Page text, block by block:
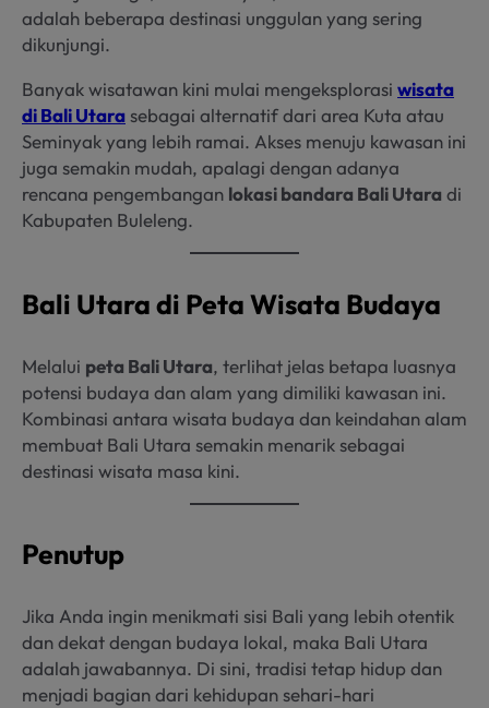
adalah beberapa destinasi unggulan yang sering
dikunjungi.
Banyak wisatawan kini mulai mengeksplorasi wisata
di Bali Utarasebagai alternatif dari area Kuta atau
Seminyak yang lebih ramai. Akses menuju kawasan ini
juga semakin mudah, apalagi dengan adanya
rencana pengembangan lokasi bandara Bali Utara di
Kabupaten Buleleng.
Bali Utara di Peta Wisata Budaya
Melalui peta Bali Utara, terlihat jelas betapa luasnya
potensi budaya dan alam yang dimiliki kawasan ini.
Kombinasi antara wisata budaya dan keindahan alam
membuat Bali Utara semakin menarik sebagai
destinasi wisata masa kini.
Penutup
Jika Anda ingin menikmati sisi Bali yang lebih otentik
dan dekat dengan budaya lokal, maka Bali Utara
adalah jawabannya. Di sini, tradisi tetap hidup dan
menjadi bagian dari kehidupan sehari-hari